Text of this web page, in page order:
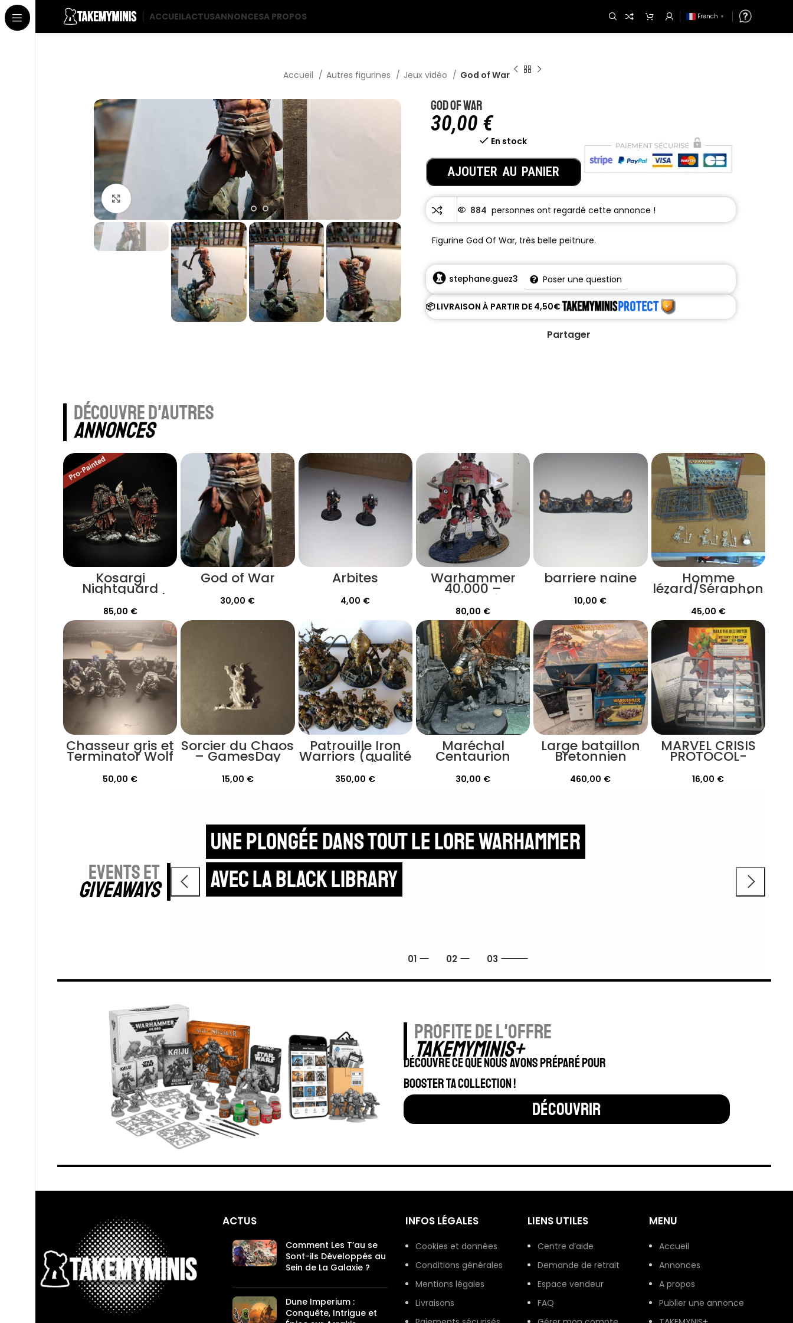
Publier une annonce
ACCUEILACTUSANNONCESA PROPOS French ▼
Accueil Autres figurines Jeux vidéo God of War
Click to enlarge
God of War
30,00 €
En stock
AJOUTER AU PANIER
884
Figurine God Of War, très belle peitnure.
stephane.guez3 Poser une question
📦 LIVRAISON À PARTIR DE 4,50€
Partager
découvre d'autres
annonces
Kosargi
Nightguard
Peinture-Pro |
Warhammer
Cursed city
85,00 €
God of War
30,00 €
Arbites
4,00 €
Warhammer
40.000 –
Imperial Knight :
Warden /
questoris
80,00 €
barriere naine
10,00 €
Homme
lézard/Séraphon
(28 figurines)
45,00 €
Chasseur gris et
Terminator Wolf
Guard
50,00 €
Sorcier du Chaos
– GamesDay
2010
15,00 €
Patrouille Iron
Warriors (qualité
vitrine)
350,00 €
Maréchal
Centaurion
30,00 €
Large bataillon
Bretonnien
460,00 €
MARVEL CRISIS
PROTOCOL-
DRAX the
destroyer
16,00 €
EVENTS ET
GIVEAWAYS
Participe au tirage au sort mensuel en
publiant ton annonce
profite de l'offre
TAKEMYMINIS+
Découvre ce que nous avons préparé pour
booster ta collection !
découvrir
ACTUS
Comment Les T’au se
Sont-ils Développés au
Sein de La Galaxie ?
Dune Imperium :
Conquête, Intrigue et
INFOS LÉGALES
Cookies et données
Conditions générales
Mentions légales
Livraisons
LIENS UTILES
Centre d’aide
Demande de retrait
Espace vendeur
FAQ
MENU
Accueil
Annonces
A propos
Publier une annonce